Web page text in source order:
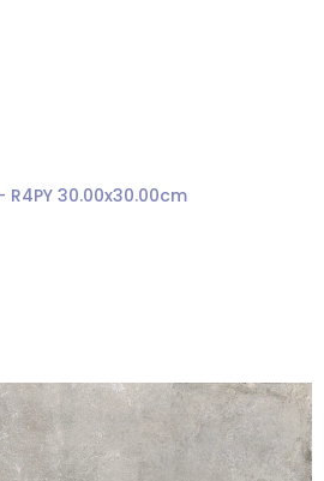
30.00x30.00cm